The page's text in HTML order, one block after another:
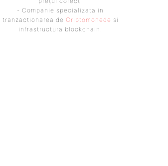
- Companie specializata in
tranzactionarea de Criptomonede si
infrastructura blockchain.